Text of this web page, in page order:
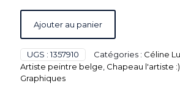
Ajouter au panier
UGS :1357910 Catégories : Céline
Artiste peintre belge Chapeau l'artiste :)
Graphiques